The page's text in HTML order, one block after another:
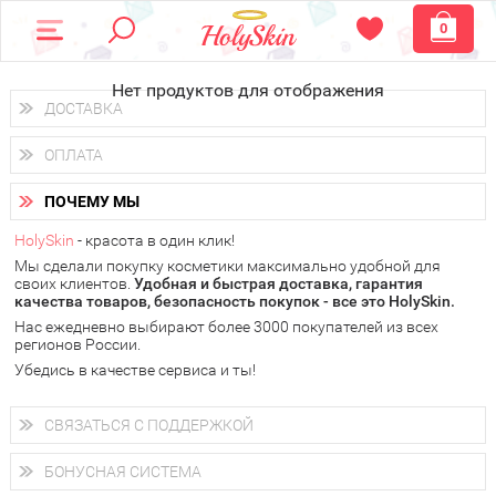
0
Нет продуктов для отображения
ДОСТАВКА
Доставка осуществляетсяпо всем городам России.
Вы можете выбрать доставку курьером, Почтой России или
получить заказ в пунктах выдачи PickPoint или пункте
самовывоза.
В 20 городах России доставка осуществляется ужена
следующий день.
у Вас всегда есть возможность получитьбесплатную
доставку от HolySkin.
подробнее об условиях доставки и оплаты в Вашем городе
ОПЛАТА
Вы можете оплатить свой заказ любым удобным способом:
наличными деньгами (
через интернет-банк (Альфа-банк, Сбербанк) и другими
электронными способами.
ПОЧЕМУ МЫ
HolySkin - красота в один клик!
Мы сделали покупку косметики максимально удобной для
своих клиентов. Удобная и быстрая доставка, гарантия
качества товаров, безопасность покупок - все это HolySkin.
Нас ежедневно выбирают более 3000 покупателей из всех
регионов России.
Убедись в качестве сервиса и ты!
СВЯЗАТЬСЯ С ПОДДЕРЖКОЙ
+7 (800) 707-24-55
Мы будем рады ответить на все Ваши вопросы по работе
магазина, проконсультировать по товарам, рассказать о
БОНУСНАЯ СИСТЕМА